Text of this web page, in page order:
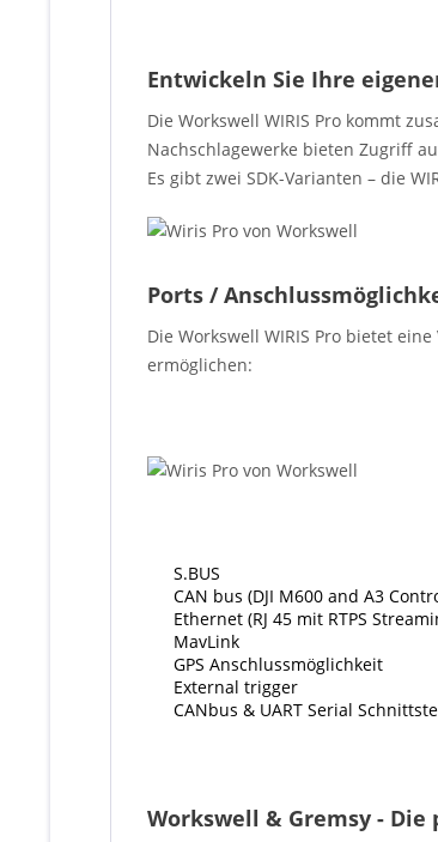
Entwickeln Sie Ihre
Die Workswell WIRIS Pro kommt
Nachschlagewerke bieten Zugriff
Es gibt zwei SDK-Varianten – die
Ports /
Die Workswell WIRIS Pro bietet
ermöglichen:
S.BUS
CAN bus (DJI M600 and A3
Ethernet (RJ 45 mit RTPS
MavLink
GPS Anschlussmöglichkeit
External trigger
CANbus & UART Serial
Workswell & Gremsy -